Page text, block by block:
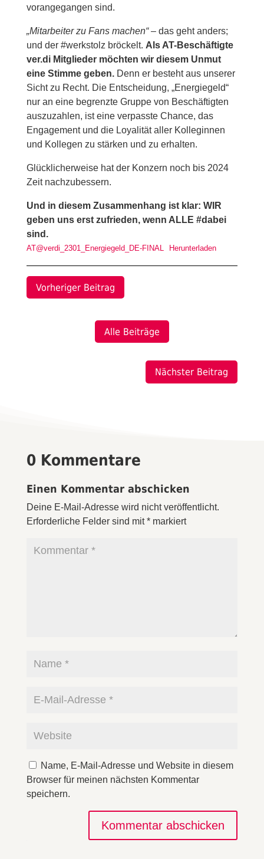
vorangegangen sind.
„Mitarbeiter zu Fans machen“– das geht anders;
und der #werkstolz bröckelt. Als AT-Beschäftigte
ver.di Mitglieder möchten wir diesem Unmut
eine Stimme geben.Denn er besteht aus unserer
Sicht zu Recht. Die Entscheidung, „Energiegeld“
nur an eine begrenzte Gruppe von Beschäftigten
auszuzahlen, ist eine verpasste Chance, das
Engagement und die Loyalität aller Kolleginnen
und Kollegen zu stärken und zu erhalten.
Glücklicherweise hat der Konzern noch bis 2024
Zeit nachzubessern.
Und in diesem Zusammenhang ist klar: WIR
geben uns erst zufrieden, wenn ALLE #dabei
sind.
AT@verdi_2301_Energiegeld_DE-FINAL Herunterladen
Vorheriger Beitrag
Alle Beiträge
Nächster Beitrag
0 Kommentare
Einen Kommentar abschicken
Deine E-Mail-Adresse wird nicht veröffentlicht.
Erforderliche Felder sind mit*markiert
Name, E-Mail-Adresse und Website in diesem
Browser für meinen nächsten Kommentar
speichern.
Kommentar abschicken